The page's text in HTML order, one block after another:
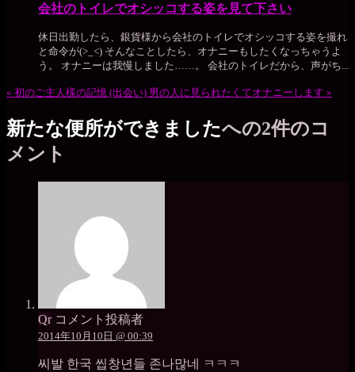
会社のトイレでオシッコする姿を見て下さい
休日出勤したら、銀貨様から会社のトイレでオシッコする姿を撮れ
と命令が(>_<) そんなことしたら、オナニーもしたくなっちゃうよ
う。 オナニーは我慢しました……。 会社のトイレだから、声がち...
« 初のご主人樣の記憶 (出会い) 男の人に見られたくてオナニーします »
新たな便所ができましたへの2件のコ
メント
Qr コメント投稿者
2014年10月10日 @ 00:39
씨발 한국 씹창년들 존나많네 ㅋㅋㅋ